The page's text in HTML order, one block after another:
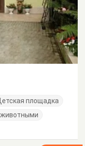
площадка